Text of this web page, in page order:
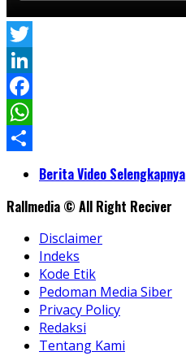
Twitter
LinkedIn
Facebook
WhatsApp
ShareBerita Video Selengkapnya
Rallmedia © All Right Reciver
Disclaimer
Indeks
Kode Etik
Pedoman Media Siber
Privacy Policy
Redaksi
Tentang Kami